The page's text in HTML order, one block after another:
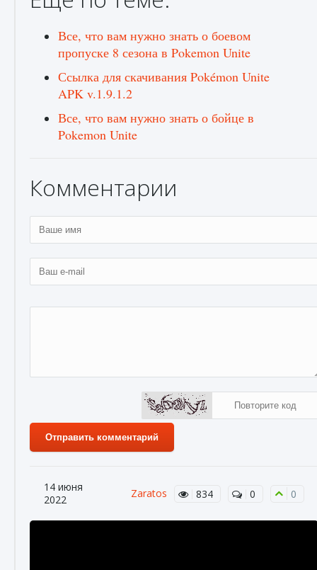
Все, что вам нужно знать о боевом
пропуске 8 сезона в Pokemon Unite
Ссылка для скачивания Pokémon Unite
APK v.1.9.1.2
Все, что вам нужно знать о бойце в
Pokemon Unite
Комментарии
Отправить комментарий
14 июня
2022
Zaratos 834 0 0